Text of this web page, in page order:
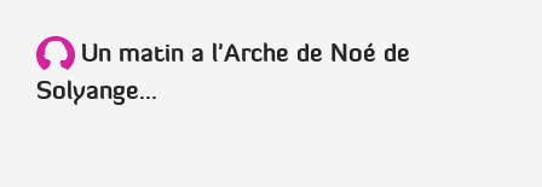
Un matin a l'Arche de Noé de
Solyange...